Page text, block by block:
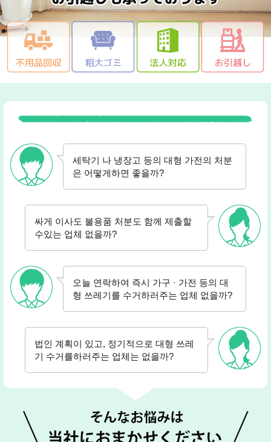
세탁기 나 냉장고 등의 대형 가전의 처분
은 어떻게하면 좋을까?
싸게 이사도 불용품 처분도 함께 제출할
수있는 업체 없을까?
오늘 연락하여 즉시 가구 · 가전 등의 대
형 쓰레기를 수거하러주는 업체 없을까?
법인 계획이 있고, 정기적으로 대형 쓰레
기 수거를하러주는 업체는 없을까?